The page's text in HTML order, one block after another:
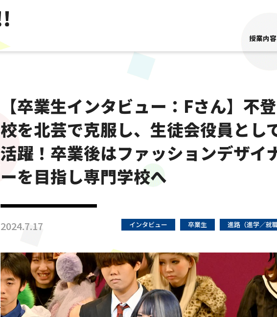
授業内
【卒業生インタビュー：Fさん】不登
校を北芸で克服し、生徒会役員とし
活躍！卒業後はファッションデザイ
ーを目指し専門学校へ
2024.7.17 インタビュー 卒業生 進路（進学／就職